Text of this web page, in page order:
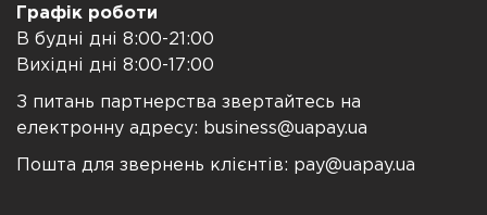
Графік роботи
В будні дні 8:00-21:00
Вихідні дні 8:00-17:00
З питань партнерства звертайтесь на
електронну адресу: business@uapay.ua
Пошта для звернень клієнтів: pay@uapay.ua